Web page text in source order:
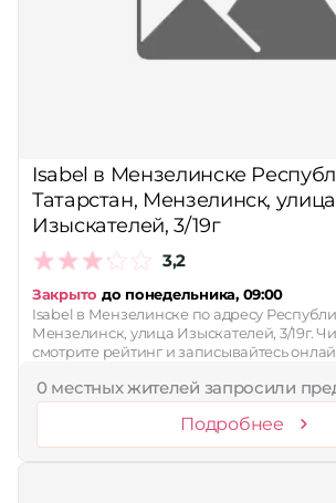
Принимает сертификаты
Isabel в Мензелинске
Татарстан, Мензелинск, улица
Изыскателей, 3/19г
3,2
Закрыто до понедельника, 09:00
Isabel в Мензелинске по адресу
Мензелинск, улица Изыскателей, 3/19г.
смотрите рейтинг и записывайтесь
0 местных жителей запросили
Подробнее